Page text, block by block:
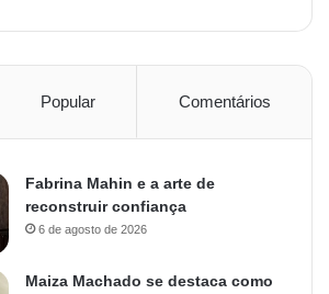
Popular Comentários
Fabrina Mahin e a arte de
reconstruir confiança
6 de agosto de 2026
Maiza Machado se destaca como